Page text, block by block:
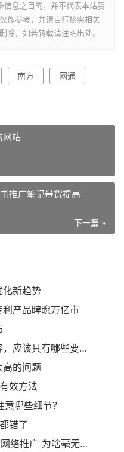
息之目的，并不代表本站赞
作参考，并请自行核实相关
除，如若转载请注明出处。
南方
网通
网站
推广笔记带货提高
下一篇 »
化新趋势
产品睥睨万亿市
软文推广：传播力广泛的内容，应该具有哪些要素？
高的问题
效方法
哪些细节？
错了
解析传统企业直接“纯小程序”网络推广 为啥毫无作为呢